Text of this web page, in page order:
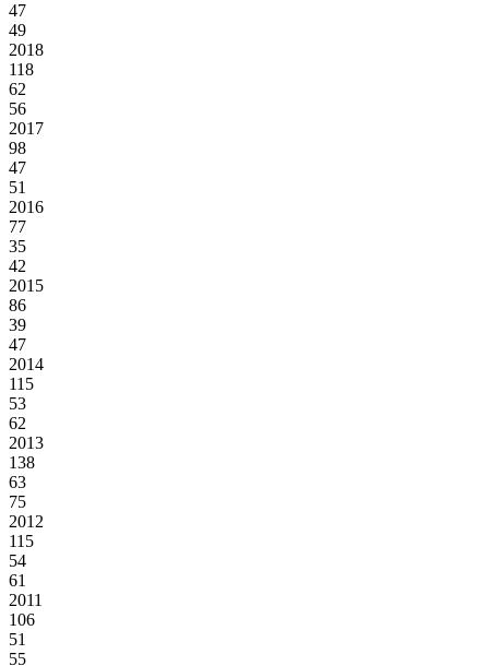
47
49
2018
118
62
56
2017
98
47
51
2016
77
35
42
2015
86
39
47
2014
115
53
62
2013
138
63
75
2012
115
54
61
2011
106
51
55